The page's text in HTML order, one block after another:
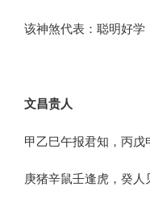
该神煞代表：聪明好学
文昌贵人
甲乙巳午报君知，丙戊
庚猪辛鼠壬逢虎，癸人